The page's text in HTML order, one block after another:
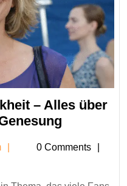
– Alles über
Krankheit
0 Comments